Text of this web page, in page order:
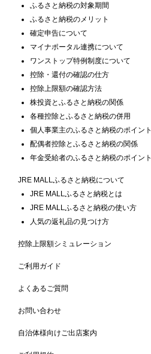
ふるさと納税の対象期間
ふるさと納税のメリット
確定申告について
マイナポータル連携について
ワンストップ特例制度について
控除・還付の確認の仕方
控除上限額の確認方法
株投資とふるさと納税の関係
各種控除とふるさと納税の併用
個人事業主のふるさと納税のポイント
配偶者控除とふるさと納税の関係
年金受給者のふるさと納税のポイント
JRE MALLふるさと納税について
JRE MALLふるさと納税とは
JRE MALLふるさと納税の使い方
人気の返礼品の見つけ方
控除上限額シミュレーション
ご利用ガイド
よくあるご質問
お問い合わせ
自治体様向けご出店案内